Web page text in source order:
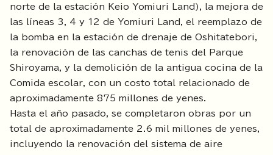
norte de la estación Keio Yomiuri Land), la mejora de
las líneas 3, 4 y 12 de Yomiuri Land, el reemplazo de
la bomba en la estación de drenaje de Oshitatebori,
la renovación de las canchas de tenis del Parque
Shiroyama, y la demolición de la antigua cocina de la
Comida escolar, con un costo total relacionado de
aproximadamente 875 millones de yenes.
Hasta el año pasado, se completaron obras por un
total de aproximadamente 2.6 mil millones de yenes,
incluyendo la renovación del sistema de aire